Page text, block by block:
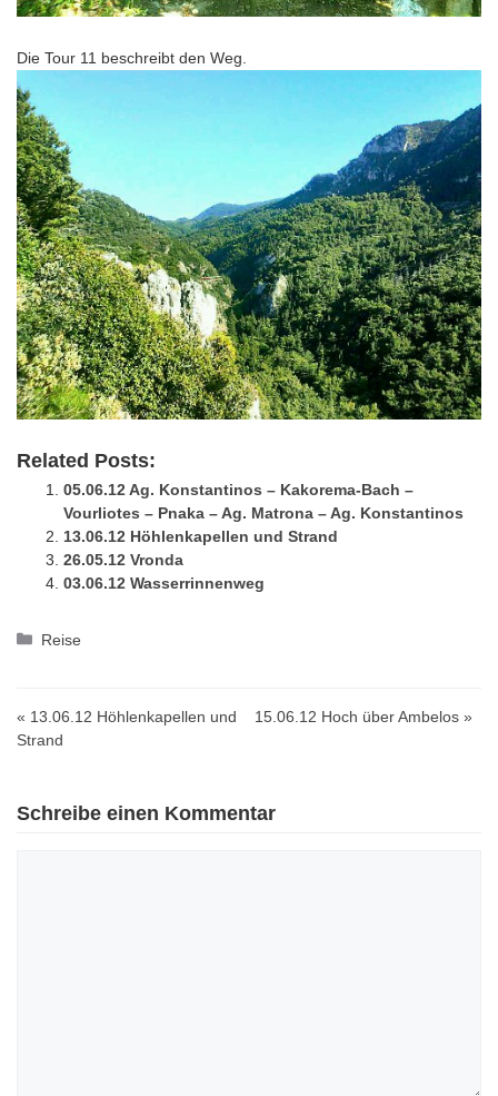
Die Tour 11 beschreibt den Weg.
Related Posts:
05.06.12 Ag. Konstantinos – Kakorema-Bach –
Vourliotes – Pnaka – Ag. Matrona – Ag. Konstantinos
13.06.12 Höhlenkapellen und Strand
26.05.12 Vronda
03.06.12 Wasserrinnenweg
Kategorien
Reise
« 13.06.12 Höhlenkapellen und
Strand
15.06.12 Hoch über Ambelos »
Schreibe einen Kommentar